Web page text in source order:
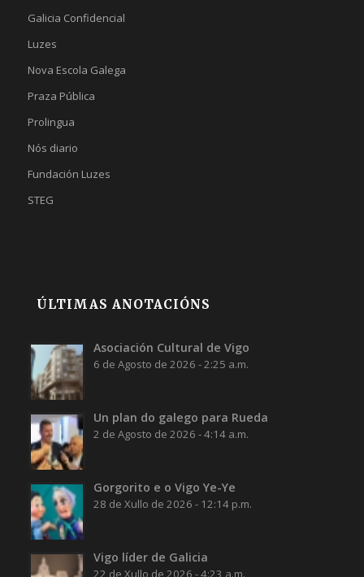
Galicia Confidencial
Luzes
Nova Escola Galega
Praza Pública
Prolingua
Nós diario
Fundación Luzes
STEG
ÚLTIMAS ANOTACIÓNS
Asociación Cultural de Vigo
6 de Agosto de 2026 - 2:25 a.m.
Un plan do galego para Rueda
2 de Agosto de 2026 - 4:14 a.m.
Gorgorito e o Vigo Ye-Ye
28 de Xullo de 2026 - 12:14 p.m.
Vigo líder de Galicia
22 de Xullo de 2026 - 4:23 a.m.